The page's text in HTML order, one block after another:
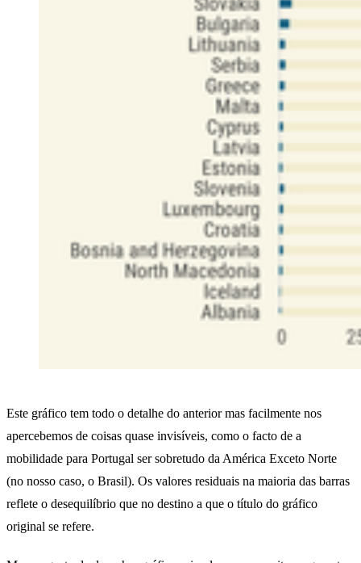
Este gráfico tem todo o detalhe do anterior mas facilmente nos
apercebemos de coisas quase invisíveis, como o facto de a
mobilidade para Portugal ser sobretudo da América Exceto Norte
(no nosso caso, o Brasil). Os valores residuais na maioria das barras
reflete o desequilíbrio que no destino a que o título do gráfico
original se refere.